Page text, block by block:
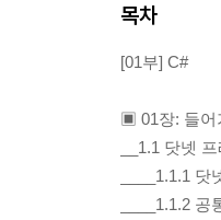
목차
[01부] C#
▣ 01장: 들어
__1.1 닷넷
____1.1.1 닷
____1.1.2